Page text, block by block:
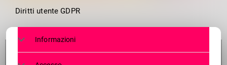
Diritti utente GDPR
Informazioni